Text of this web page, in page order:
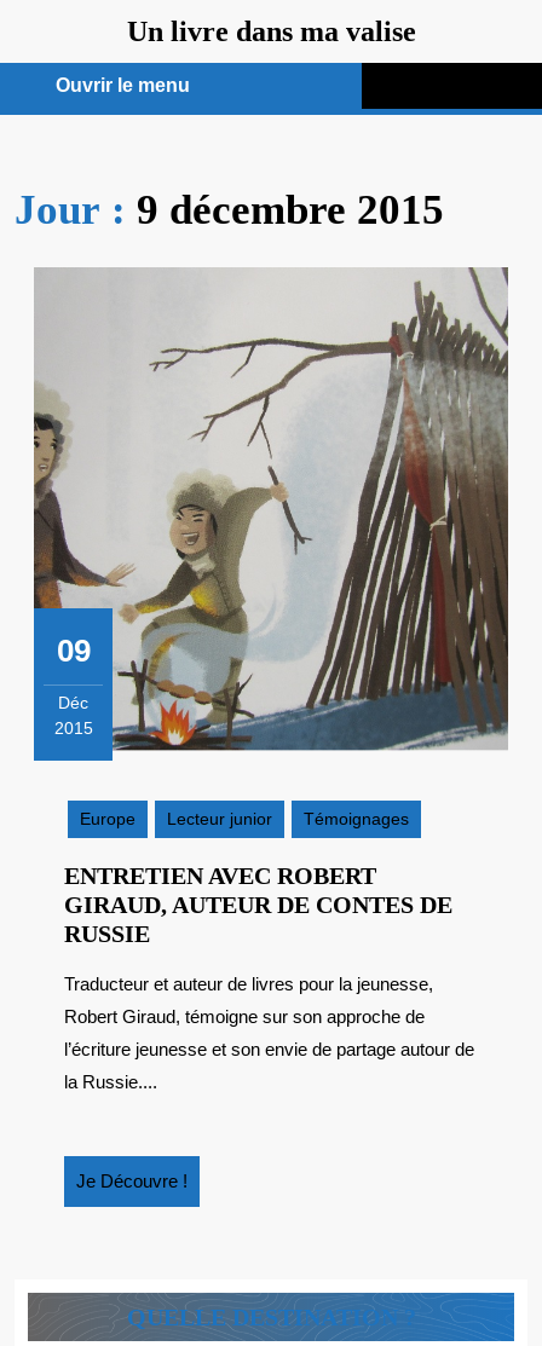
contenu
Un livre dans ma valise
Ouvrir le menu
menu
Jour : 9 décembre 2015
09
Déc
2015
2015
Europe
Lecteur junior Témoignages
ENTRETIEN AVEC ROBERT
GIRAUD, AUTEUR DE CONTES DE
RUSSIEENTRETIEN
ROBERT
GIRAUD,
AUTEUR
RUSSIE
Traducteur et auteur de livres pour la jeunesse,
Robert Giraud, témoigne sur son approche de
l’écriture jeunesse et son envie de partage autour de
la Russie....
Je Découvre !
Découvre
QUELLE DESTINATION ?